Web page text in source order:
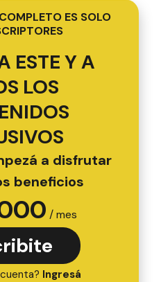
ES SOLO
ESTE Y A
LOS
a disfrutar
beneficios
/ mes
Ingresá